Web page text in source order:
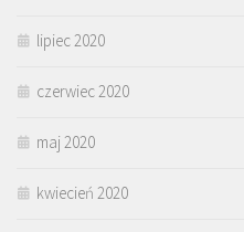
lipiec 2020
czerwiec 2020
maj 2020
kwiecień 2020